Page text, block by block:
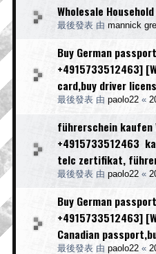
Wholesale
最後發表 由 mannick
Buy German
+4915733512463]
card,buy driver
最後發表 由 paolo22 «
führerschein kaufen
+4915733512463
telc zertifikat,
最後發表 由 paolo22 «
Buy German
+4915733512463]
Canadian
最後發表 由 paolo22 «